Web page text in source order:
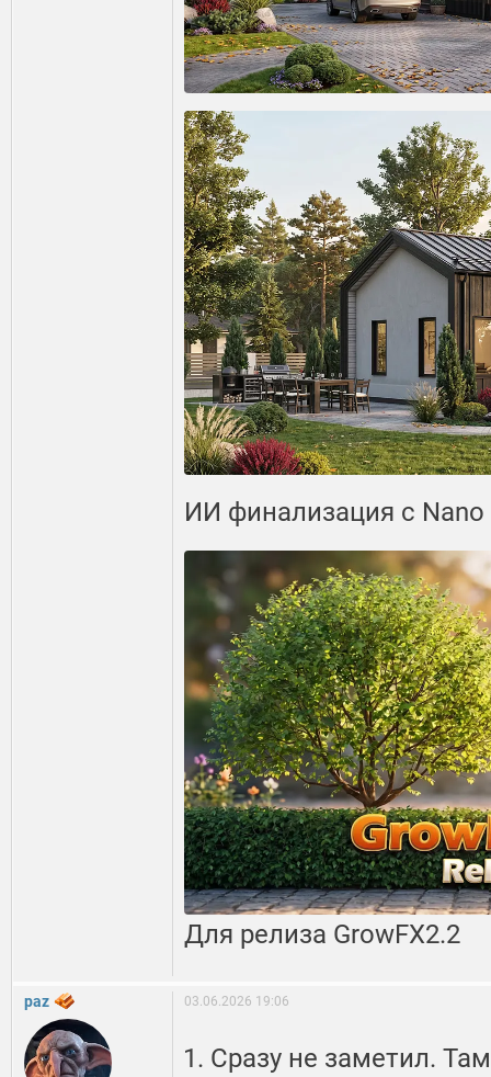
ИИ финализация с Nano
Для релиза GrowFX2.2
paz 03.06.2026 19:06
Сразу не заметил.